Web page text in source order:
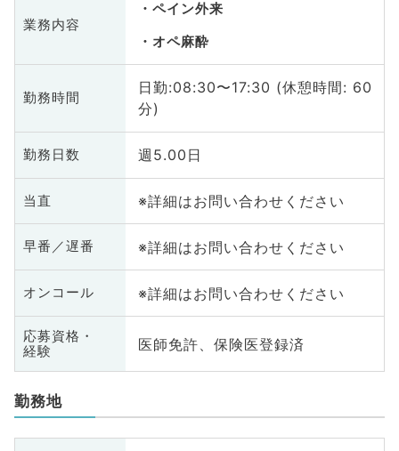
業務内容
ペイン外来
オペ麻酔
勤務時間
日勤:08:30〜17:30 (休憩時間: 60
分)
勤務日数 週5.00日
当直 ※詳細はお問い合わせください
早番／遅番 ※詳細はお問い合わせください
オンコール ※詳細はお問い合わせください
応募資格・
経験
医師免許、保険医登録済
勤務地